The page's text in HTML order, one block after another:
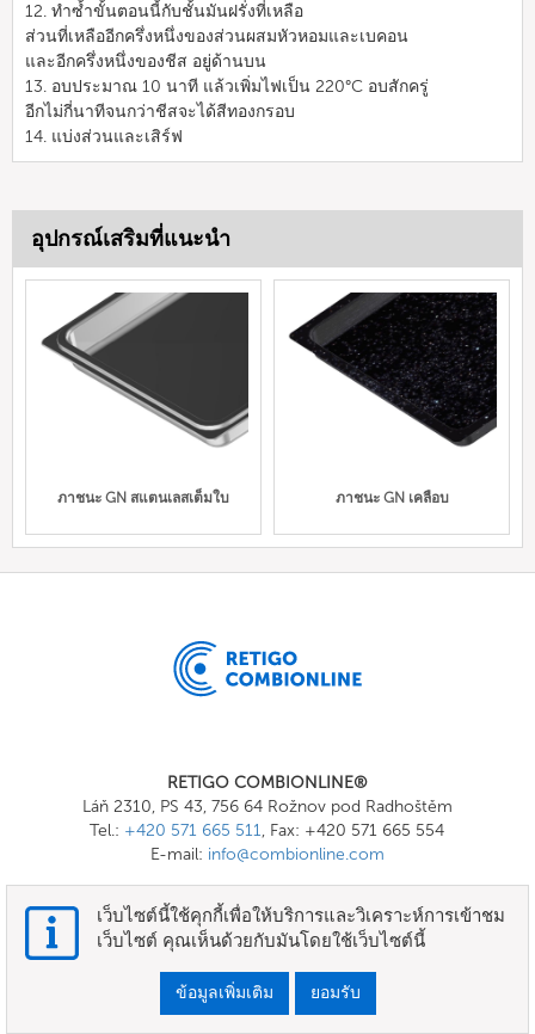
12. ทำซ้ำขั้นตอนนี้กับชั้นมันฝรั่งที่เหลือ
ส่วนที่เหลืออีกครึ่งหนึ่งของส่วนผสมหัวหอมและเบคอน
และอีกครึ่งหนึ่งของชีส อยู่ด้านบน
13. อบประมาณ 10 นาที แล้วเพิ่มไฟเป็น 220°C อบสักครู่
อีกไม่กี่นาทีจนกว่าชีสจะได้สีทองกรอบ
14. แบ่งส่วนและเสิร์ฟ
อุปกรณ์เสริมที่แนะนำ
ภาชนะ GN สแตนเลสเต็มใบ ภาชนะ GN เคลือบ
RETIGO COMBIONLINE®
Láň 2310, PS 43, 756 64 Rožnov pod Radhoštěm
Tel.: +420 571 665 511, Fax: +420 571 665 554
E-mail: info@combionline.com
OnlineMenu
ข้อกำหนดและเงื่อนไข
เว็บไซต์นี้ใช้คุกกี้เพื่อให้บริการและวิเคราะห์การเข้าชม
เว็บไซต์ คุณเห็นด้วยกับมันโดยใช้เว็บไซต์นี้
ข้อมูลเพิ่มเติม ยอมรับ